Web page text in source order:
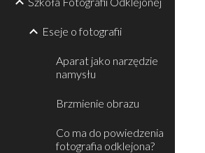
Eseje o fotografii
Aparat jako narzędzie
namysłu
Brzmienie obrazu
Co ma do powiedzenia
fotografia odklejona?